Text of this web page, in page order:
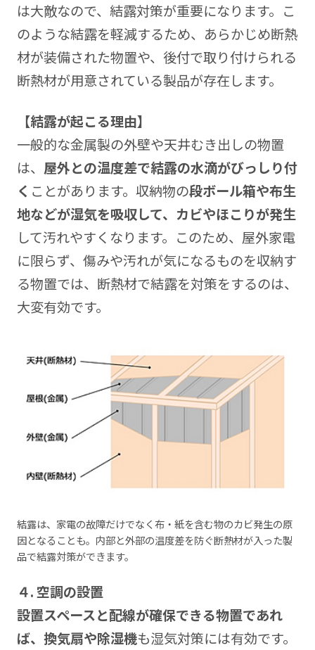
は大敵なので、結露対策が重要になります。こ
のような結露を軽減するため、あらかじめ断熱
材が装備された物置や、後付で取り付けられる
断熱材が用意されている製品が存在します。
【結露が起こる理由】
一般的な金属製の外壁や天井むき出しの物置
は、 屋外との温度差で結露の水滴がびっしり付
く ことがあります。収納物の段ボール箱や布生
地などが湿気を吸収して、カビやほこりが発生
して汚れやすくなります。このため、屋外家電
に限らず、傷みや汚れが気になるものを収納す
る物置では、断熱材で結露を対策をするのは、
大変有効です。
結露は、家電の故障だけでなく布・紙を含む物のカビ発生の原
因となることも。内部と外部の温度差を防ぐ断熱材が入った製
品で結露対策ができます。
４. 空調の設置
設置スペースと配線が確保できる物置であれ
ば、換気扇や除湿機も湿気対策には有効です。